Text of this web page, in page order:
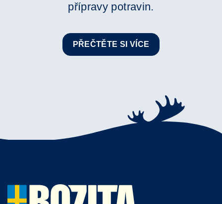
přípravy potravin.
PŘEČTĚTE SI VÍCE